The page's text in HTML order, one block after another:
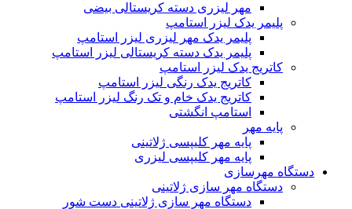
مهر لیزری دسته کریستالی بیضی
پلیمر یدک لیزر استامپ
پلیمر یدک مهر لیزری لیزر استامپ
پلیمر یدک دسته کریستالی لیزر استامپ
کاتریج یدک لیزر استامپ
کاتریج یدک رنگی لیزر استامپ
کاتریج یدک خام و تک رنگ لیزر استامپ
استامپ انگشتی
پایه مهر
پایه مهر کلیپسی ژلاتینی
پایه مهر کلیپسی لیزری
دستگاه مهرسازی
دستگاه مهر سازی ژلاتینی
دستگاه مهر سازی ژلاتینی دست شور